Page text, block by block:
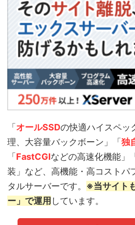
「 オールSSDの快適ハイスペッ
理、大容量バックボーン」「 独
「 FastCGIなどの高速化機能」
装」など、高機能・高コストパ
タルサーバーです。 ※当サイト
ー」で運用 しています。